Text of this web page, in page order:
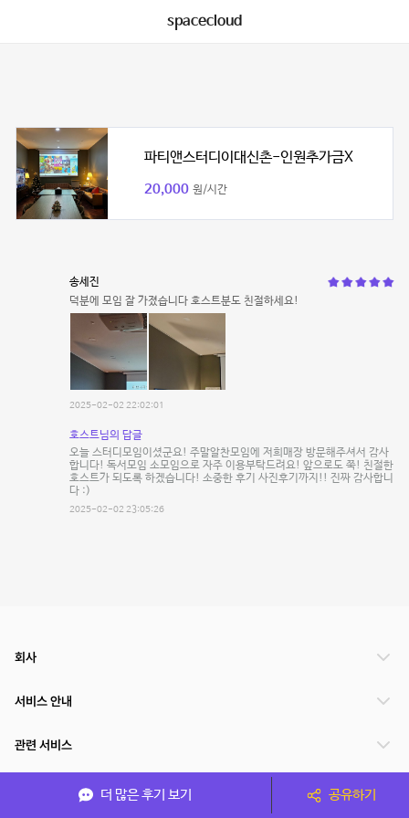
spacecloud
파티앤스터디이대신촌-인원추가금X
20,000 원/시간
송세진
덕분에 모임 잘 가졌습니다 호스트분도 친절하세요!
2025-02-02 22:02:01
호스트님의 답글
오늘 스터디모임이셨군요! 주말알찬모임에 저희매장 방문해주셔서 감사
합니다! 독서모임 소모임으로 자주 이용부탁드려요! 앞으로도 쭉! 친절한
호스트가 되도록 하겠습니다! 소중한 후기 사진후기까지!! 진짜 감사합니
다 :)
2025-02-02 23:05:26
더 많은 후기 보기 공유하기
회사
서비스 안내
관련 서비스